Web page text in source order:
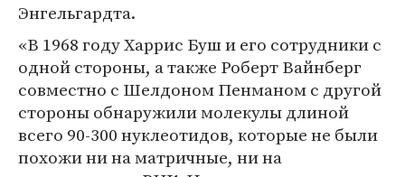
Энгельгардта.
«В 1968 году Харрис Буш и его сотрудники с
одной стороны, а также Роберт Вайнберг
совместно с Шелдоном Пенманом с другой
стороны обнаружили молекулы длиной
всего 90-300 нуклеотидов, которые не были
похожи ни на матричные, ни на